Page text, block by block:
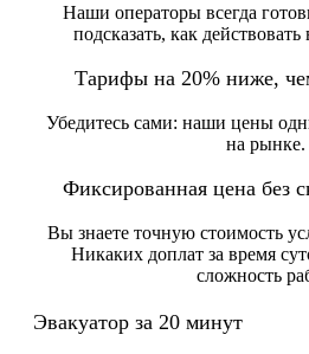
Наши операторы всегда
подсказать, как
Тарифы на 20% ниже,
Убедитесь сами: наши цены
на рынке.
Фиксированная цена без
Вы знаете точную стоимость
Никаких доплат за время
сложность
Эвакуатор за 20 минут